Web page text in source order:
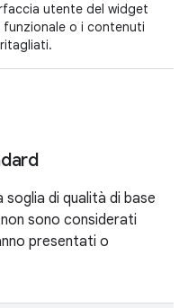
utente del widget
funzionale o i contenuti
di qualità di base
sono considerati
presentati o